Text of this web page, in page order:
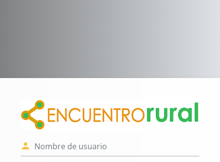
Entrar a